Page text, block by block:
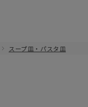
スープ皿・パスタ皿